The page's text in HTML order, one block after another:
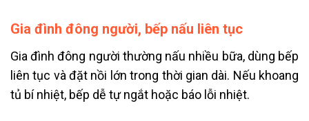
Gia đình đông người, bếp nấu liên tục
Gia đình đông người thường nấu nhiều bữa, dùng bếp
liên tục và đặt nồi lớn trong thời gian dài. Nếu khoang
tủ bí nhiệt, bếp dễ tự ngắt hoặc báo lỗi nhiệt.